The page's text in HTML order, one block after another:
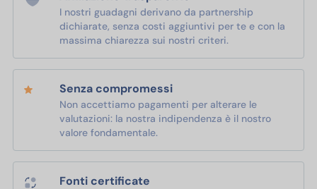
I nostri guadagni derivano da partnership
dichiarate, senza costi aggiuntivi per te e con la
massima chiarezza sui nostri criteri.
Senza compromessi
Non accettiamo pagamenti per alterare le
valutazioni: la nostra indipendenza è il nostro
valore fondamentale.
Fonti certificate